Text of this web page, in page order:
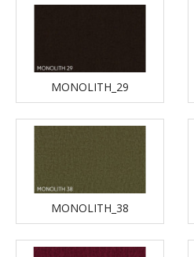
MONOLITH_29
MONOLITH_38